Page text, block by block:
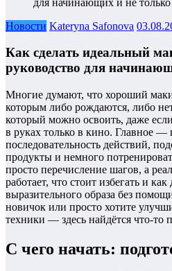
Новости Kateryna Safonova
Как сделать идеальный
руководство для
Многие думают, что хороший
которым либо рождаются, либо
который можно освоить, даже
в руках только в кино. Главное —
последовательность действий,
продукты и немного
просто перечисление шагов, а
работает, что стоит избегать и
выразительного образа без
новичок или просто хотите
техники — здесь найдётся что-то
С чего начать: